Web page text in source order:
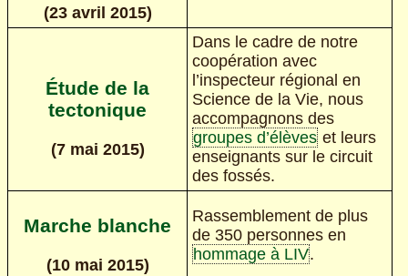
(23 avril 2015)
Étude de la
tectonique
(7 mai 2015)
Dans le cadre de notre
coopération avec
l’inspecteur régional en
Science de la Vie, nous
accompagnons des
groupes d’élèves et leurs
enseignants sur le circuit
des fossés.
Marche blanche
(10 mai 2015)
Rassemblement de plus
de 350 personnes en
hommage à LIV.